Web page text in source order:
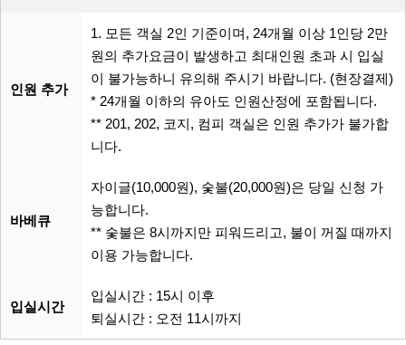
인원 추가
1. 모든 객실 2인 기준이며, 24개월 이상 1인당 2만
원의 추가요금이 발생하고 최대인원 초과 시 입실
이 불가능하니 유의해 주시기 바랍니다. (현장결제)
* 24개월 이하의 유아도 인원산정에 포함됩니다.
** 201, 202, 코지, 컴피 객실은 인원 추가가 불가합
니다.
바베큐
자이글(10,000원), 숯불(20,000원)은 당일 신청 가
능합니다.
** 숯불은 8시까지만 피워드리고, 불이 꺼질 때까지
이용 가능합니다.
입실시간
입실시간 : 15시 이후
퇴실시간 : 오전 11시까지